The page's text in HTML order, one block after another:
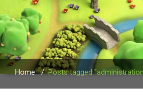
Home/Posts tagged